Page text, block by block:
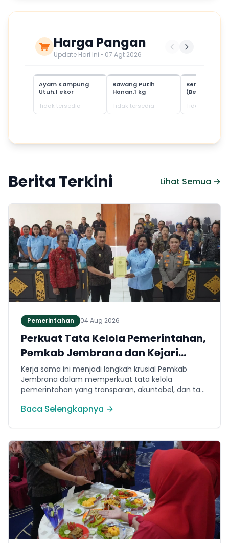
Harga Pangan
Update Hari Ini • 07 Agt 2026
Ayam Kampung
Utuh,1 ekor
Tidak tersedia
Bawang Putih
Honan,1 kg
Tidak tersedia
Beras
(Beras SPHP)
Tidak tersedia
Berita Terkini Lihat Semua →
Pemerintahan 04 Aug 2026
Perkuat Tata Kelola Pemerintahan,
Pemkab Jembrana dan Kejari
Jembrana Sepakati Kerja Sama
Hukum Datun
Kerja sama ini menjadi langkah krusial Pemkab
Jembrana dalam memperkuat tata kelola
pemerintahan yang transparan, akuntabel, dan taat
mencakup tiga domain utama, yakni pemberian
tindakan hukum lainnya.
Baca Selengkapnya →